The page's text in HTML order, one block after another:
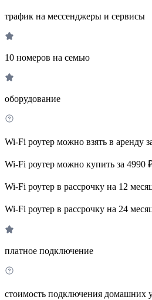
трафик на мессенджеры и сервисы
10 номеров на семью
оборудование
Wi-Fi роутер можно взять в аренду
Wi-Fi роутер можно купить за 4990
Wi-Fi роутер в рассрочку на 12
Wi-Fi роутер в рассрочку на 24
платное подключение
стоимость подключения домашних